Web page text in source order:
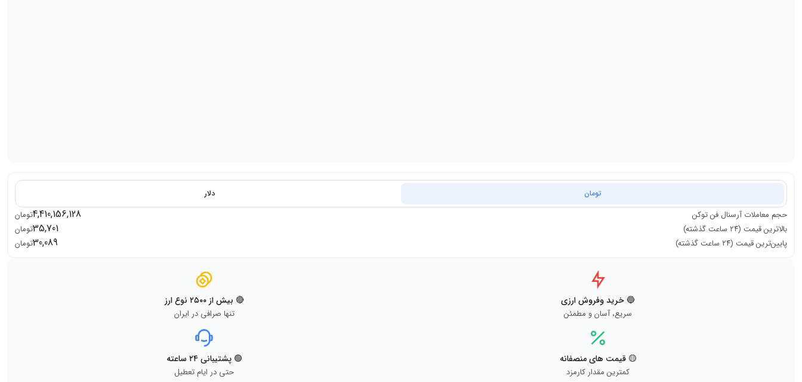
تومان دلار
حجم معاملات آرسنال فن توکن 4,410,156,128تومان
بالاترین قیمت (۲۴ ساعت گذشته)
35,701تومان
پایین‌ترین قیمت (۲۴ ساعت گذشته)
30,089تومان
🔵 خرید وفروش ارزی
سریع، آسان و مطمئن
🔴 بیش از ۲۵۰۰ نوع ارز
تنها صرافی در ایران
🟡 قیمت های منصفانه
کمترین مقدار کارمزد
🟢 پشتیبانی ۲۴ ساعته
حتی در ایام تعطیل